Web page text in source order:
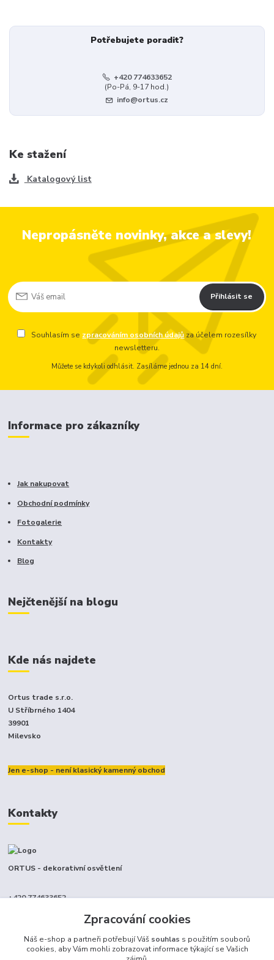
Potřebujete poradit?
+420 774633652
(Po-Pá, 9-17 hod.)
info@ortus.cz
Ke stažení
Katalogový list
Nepropásněte novinky, akce a slevy!
Přihlásit se
Souhlasím se zpracováním osobních údajů za účelem rozesílky
newsletteru.
Můžete se kdykoli odhlásit. Zasíláme jednou za 14 dní.
Informace pro zákazníky
Jak nakupovat
Obchodní podmínky
Fotogalerie
Kontakty
Blog
Nejčtenější na blogu
Kde nás najdete
Ortus trade s.r.o.
U Stříbrného 1404
39901
Milevsko
Jen e-shop - není klasický kamenný obchod
Kontakty
ORTUS - dekorativní osvětlení
+420 774633652
Zpracování cookies
Náš e-shop a partneři potřebují Váš souhlas s použitím souborů
cookies, aby Vám mohli zobrazovat informace týkající se Vašich